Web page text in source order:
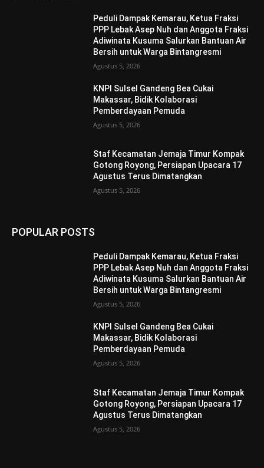
Peduli Dampak Kemarau, Ketua Fraksi
PPP Lebak Asep Nuh dan Anggota Fraksi
Adiwinata Kusuma Salurkan Bantuan Air
Bersih untuk Warga Bintangresmi
Agustus 5, 2026
KNPI Sulsel Gandeng Bea Cukai
Makassar, Bidik Kolaborasi
Pemberdayaan Pemuda
Agustus 5, 2026
Staf Kecamatan Jemaja Timur Kompak
Gotong Royong, Persiapan Upacara 17
Agustus Terus Dimatangkan ‎
Agustus 5, 2026
POPULAR POSTS
Peduli Dampak Kemarau, Ketua Fraksi
PPP Lebak Asep Nuh dan Anggota Fraksi
Adiwinata Kusuma Salurkan Bantuan Air
Bersih untuk Warga Bintangresmi
Agustus 5, 2026
KNPI Sulsel Gandeng Bea Cukai
Makassar, Bidik Kolaborasi
Pemberdayaan Pemuda
Agustus 5, 2026
Staf Kecamatan Jemaja Timur Kompak
Gotong Royong, Persiapan Upacara 17
Agustus Terus Dimatangkan ‎
Agustus 5, 2026